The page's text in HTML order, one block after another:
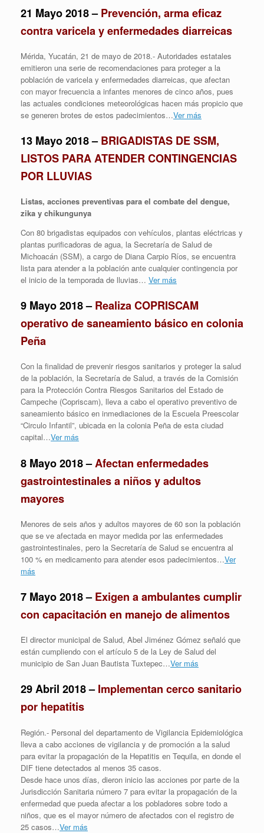
21 Mayo 2018 –Prevención, arma eficaz
contra varicela y enfermedades diarreicas
Mérida, Yucatán, 21 de mayo de 2018.- Autoridades estatales
emitieron una serie de recomendaciones para proteger a la
población de varicela y enfermedades diarreicas, que afectan
con mayor frecuencia a infantes menores de cinco años, pues
las actuales condiciones meteorológicas hacen más propicio que
se generen brotes de estos padecimientos…Ver más
13 Mayo 2018 –BRIGADISTAS DE SSM,
LISTOS PARA ATENDER CONTINGENCIAS
POR LLUVIAS
Listas, acciones preventivas para el combate del dengue,
zika y chikungunya
Con 80 brigadistas equipados con vehículos, plantas eléctricas y
plantas purificadoras de agua, la Secretaría de Salud de
Michoacán (SSM), a cargo de Diana Carpio Ríos, se encuentra
lista para atender a la población ante cualquier contingencia por
el inicio de la temporada de lluvias… Ver más
9 Mayo 2018 –Realiza COPRISCAM
operativo de saneamiento básico en colonia
Peña
Con la finalidad de prevenir riesgos sanitarios y proteger la salud
de la población, la Secretaría de Salud, a través de la Comisión
para la Protección Contra Riesgos Sanitarios del Estado de
Campeche (Copriscam), lleva a cabo el operativo preventivo de
saneamiento básico en inmediaciones de la Escuela Preescolar
“Circulo Infantil”, ubicada en la colonia Peña de esta ciudad
capital…Ver más
8 Mayo 2018 –Afectan enfermedades
gastrointestinales a niños y adultos
mayores
Menores de seis años y adultos mayores de 60 son la población
que se ve afectada en mayor medida por las enfermedades
gastrointestinales, pero la Secretaría de Salud se encuentra al
100 % en medicamento para atender esos padecimientos…Ver
más
7 Mayo 2018 –Exigen a ambulantes cumplir
con capacitación en manejo de alimentos
El director municipal de Salud, Abel Jiménez Gómez señaló que
están cumpliendo con el artículo 5 de la Ley de Salud del
municipio de San Juan Bautista Tuxtepec…Ver más
29 Abril 2018 –Implementan cerco sanitario
por hepatitis
Región.- Personal del departamento de Vigilancia Epidemiológica
lleva a cabo acciones de vigilancia y de promoción a la salud
para evitar la propagación de la Hepatitis en Tequila, en donde el
DIF tiene detectados al menos 35 casos.
Desde hace unos días, dieron inicio las acciones por parte de la
Jurisdicción Sanitaria número 7 para evitar la propagación de la
enfermedad que pueda afectar a los pobladores sobre todo a
niños, que es el mayor número de afectados con el registro de
25 casos…Ver más